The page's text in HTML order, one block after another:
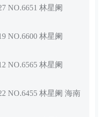
NO.6651 林星阑
NO.6600 林星阑
NO.6565 林星阑
NO.6455 林星阑 海南